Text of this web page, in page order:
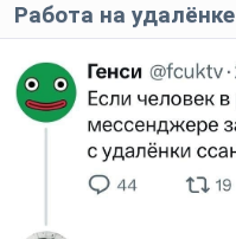
Работа на удалёнке